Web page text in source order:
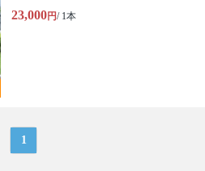
23,000円/ 1本
1